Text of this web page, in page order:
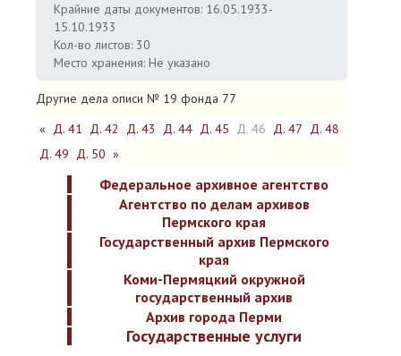
Крайние даты документов: 16.05.1933-
15.10.1933
Кол-во листов: 30
Место хранения: Не указано
Другие дела описи № 19 фонда 77
« Д. 41 Д. 42 Д. 43 Д. 44 Д. 45 Д. 46 Д. 47 Д. 48
Д. 49 Д. 50 »
Федеральное архивное агентство
Агентство по делам архивов
Пермского края
Государственный архив Пермского
края
Коми-Пермяцкий окружной
государственный архив
Архив города Перми
Государственные услуги